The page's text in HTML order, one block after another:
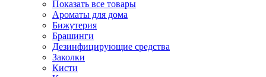
Показать все товары
Ароматы для дома
Бижутерия
Брашинги
Дезинфицирующие средства
Заколки
Кисти